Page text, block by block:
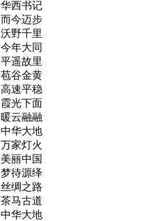
华西书记
而今迈步
沃野千里
今年大同
平遥故里
苞谷金黄
高速平稳
霞光下面
暖云融融
中华大地
万家灯火
美丽中国
梦待源绎
丝绸之路
茶马古道
中华大地